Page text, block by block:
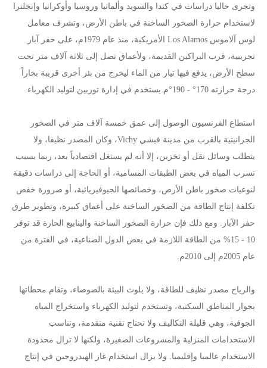
وتجرى حاليا دراسات في كندا والسويد وألمانيا وروسيا وأوكرانيا وإنجلترا
لاستخدام حرارة الصخور الساخنة في باطن الأرض، وتشرف معامل
لوس آلاموس Los Alamos الأمريكية، منذ عام 1979م، على حفر آبار
تجريبية، قرب البراكين القديمة، ولأعماق تصل إلى ثلاثة آلاف متر تحت
سطح الأرض، يدفع فيها تيار من الماء ليخرج من بئر أخرى قريبة بخاراً
درجة حرارته 170° - 190°م يستخدم في إدارة توربين لتوليد الكهرباء.
استطاع الفرنسيون الوصول إلى عمق خمسة آلاف متر في الصخور
الجرانيتية بالقرب من مدينة فيشي Vichy، وكان المصدر نظيفا، ولا
يتطلب وسائل نقل أو تخزين، إلا أنه لم يستغل اقتصادياً بعد، ربما بسبب
تسرب المياه في بعض الطبقات المسامية، أو الحاجة إلى دراسات دقيقة
لنوعيات صخور باطن الأرض، وخصائصها الجيوفيزيائية، أو ضرورة خفض
تكلفة إنتاج الطاقة من الصخور الساخنة على أعماق كبيرة، وتطوير طرق
حفر الآبار. ومع ذلك فإن حرارة الصخور الساخنة والينابيع الحارة قد توفر
10 - 15% من الطاقة اللازمة في بعض الدول الصناعية، في الفترة من
عام 2005م إلى 2010م.
والرياح مصدر نظيف للطاقة، ولا يلوث البيئة بالضوضاء، وتقام محطاتها
بجوار المناطق السكنية، وتستخدم لتوليد الكهرباء واستخراج المياه
الجوفية، وهي قليلة التكاليف ولا تحتاج تقنية متقدمة، وتناسب
الاستخدامات المنزلية والمشروعات الصغيرة، ولكنها لا تزال محدودة
الاستخدام عالميا وإقليميا. ولا يزال استخدام غاز الهيدروجين في إنتاج